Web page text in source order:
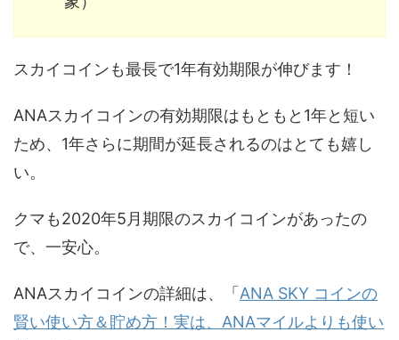
スカイコインも最長で1年有効期限が伸びます！
ANAスカイコインの有効期限はもともと1年と短い
ため、1年さらに期間が延長されるのはとても嬉し
い。
クマも2020年5月期限のスカイコインがあったの
で、一安心。
ANAスカイコインの詳細は、「 ANA SKY コインの
賢い使い方＆貯め方！実は、ANAマイルよりも使い